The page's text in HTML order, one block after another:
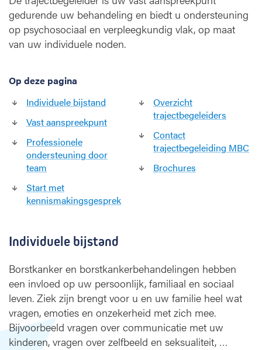
e
g
b
i
n
k
e
gedurende uw behandeling en biedt u ondersteuning
op psychosociaal en verpleegkundig vlak, op maat
van uw individuele noden.
Op deze pagina
Individuele bijstand
Vast aanspreekpunt
Professionele
ondersteuning door
team
Start met
kennismakingsgesprek
Overzicht
trajectbegeleiders
Contact
trajectbegeleiding MBC
Brochures
Individuele bijstand
Borstkanker en borstkankerbehandelingen hebben
een invloed op uw persoonlijk, familiaal en sociaal
leven. Ziek zijn brengt voor u en uw familie heel wat
vragen, emoties en onzekerheid met zich mee.
Bijvoorbeeld vragen over communicatie met uw
kinderen, vragen over zelfbeeld en seksualiteit, …